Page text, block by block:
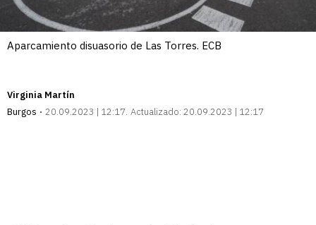
Aparcamiento disuasorio de Las Torres. ECB
Virginia Martín
Burgos
20.09.2023 | 12:17 Actualizado: 20.09.2023 | 12:17